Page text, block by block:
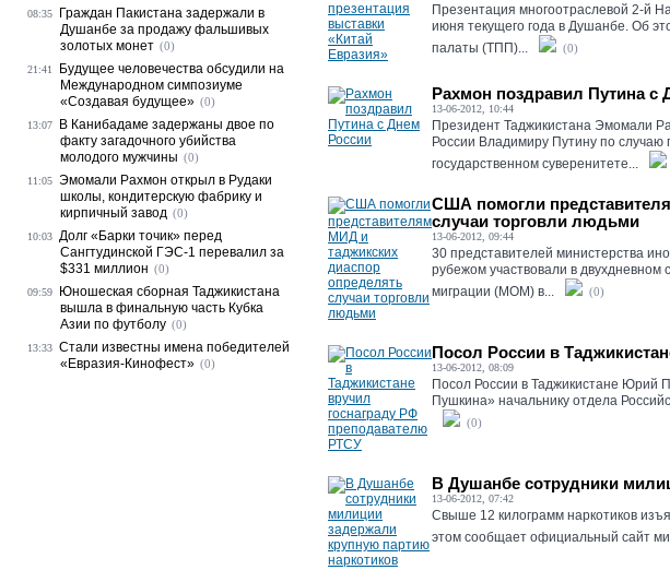
Презентация многоотраслевой 2-й
июня текущего года в Душанбе. Об
палаты (ТПП)...
(0)
Рахмон поздравил Путина с
13-06-2012, 10:44
Президент Таджикистана Эмомали
России Владимиру Путину по
государственном суверенитете...
США помогли
случаи торговли людьми
13-06-2012, 09:44
30 представителей министерства
рубежом участвовали в
миграции (МОМ) в...
(0)
Посол России в
13-06-2012, 08:09
Посол России в Таджикистане Юрий
Пушкина» начальнику отдела
(0)
В Душанбе сотрудники
13-06-2012, 07:42
Свыше 12 килограмм наркотиков
этом сообщает официальный сайт
08:35
Граждан Пакистана задержали в
Душанбе за продажу фальшивых
золотых монет (0)
21:41
Будущее человечества обсудили на
Международном симпозиуме
«Создавая будущее» (0)
13:07
В Канибадаме задержаны двое по
факту загадочного убийства
молодого мужчины (0)
11:05 Эмомали Рахмон открыл в Рудаки
школы, кондитерскую фабрику и
кирпичный завод (0)
10:03 Долг «Барки точик» перед
Сангтудинской ГЭС-1 перевалил за
$331 миллион (0)
09:59
Юношеская сборная Таджикистана
вышла в финальную часть Кубка
Азии по футболу (0)
13:33 Стали известны имена победителей
«Евразия-Кинофест» (0)